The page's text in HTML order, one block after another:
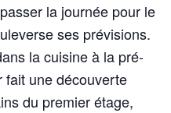
la jour­née pour le
ses pré­vi­sions.
la cui­sine à la pré­
fait une décou­verte
du pre­mier étage,